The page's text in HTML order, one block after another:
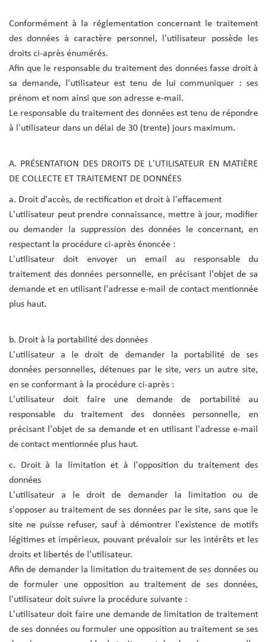
Conformément à la réglementation concernant le traitement
des données à caractère personnel, l'utilisateur possède les
droits ci-après énumérés.
Afin que le responsable du traitement des données fasse droit à
sa demande, l'utilisateur est tenu de lui communiquer : ses
prénom et nom ainsi que son adresse e-mail.
Le responsable du traitement des données est tenu de répondre
à l'utilisateur dans un délai de 30 (trente) jours maximum.
A. PRÉSENTATION DES DROITS DE L'UTILISATEUR EN MATIÈRE
DE COLLECTE ET TRAITEMENT DE DONNÉES
a. Droit d'accès, de rectification et droit à l'effacement
L'utilisateur peut prendre connaissance, mettre à jour, modifier
ou demander la suppression des données le concernant, en
respectant la procédure ci-après énoncée :
L'utilisateur doit envoyer un email au responsable du
traitement des données personnelle, en précisant l'objet de sa
demande et en utilisant l'adresse e-mail de contact mentionnée
plus haut.
b. Droit à la portabilité des données
L'utilisateur a le droit de demander la portabilité de ses
données personnelles, détenues par le site, vers un autre site,
en se conformant à la procédure ci-après :
L'utilisateur doit faire une demande de portabilité au
responsable du traitement des données personnelle, en
précisant l'objet de sa demande et en utilisant l'adresse e-mail
de contact mentionnée plus haut.
c. Droit à la limitation et à l'opposition du traitement des
données
L'utilisateur a le droit de demander la limitation ou de
s'opposer au traitement de ses données par le site, sans que le
site ne puisse refuser, sauf à démontrer l'existence de motifs
légitimes et impérieux, pouvant prévaloir sur les intérêts et les
droits et libertés de l'utilisateur.
Afin de demander la limitation du traitement de ses données ou
de formuler une opposition au traitement de ses données,
l'utilisateur doit suivre la procédure suivante :
L'utilisateur doit faire une demande de limitation de traitement
de ses données ou formuler une opposition au traitement se ses